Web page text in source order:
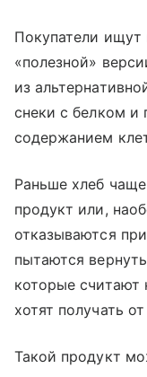
Покупатели
«полезной»
из
снеки с белком
содержанием
Раньше хлеб
продукт или,
отказываются
пытаются
которые считают
хотят получать
Такой продукт